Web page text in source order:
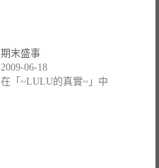
期末盛事
2009-06-18
在「~LULU的真實~」中